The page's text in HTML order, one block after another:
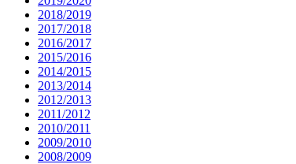
2018/2019
2017/2018
2016/2017
2015/2016
2014/2015
2013/2014
2012/2013
2011/2012
2010/2011
2009/2010
2008/2009